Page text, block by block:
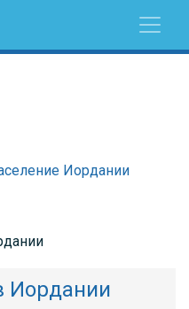
Иордании
Иордании